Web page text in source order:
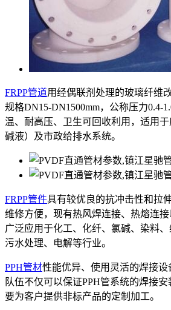
FRPP管道用经偶联剂处理的玻璃纤维
规格DN15-DN1500mm，公称压力0.4-
温、耐高压、卫生可回收利用，适用
碱液）及市政给排水系统。
FRPP管件具有较优良的抗冲击性和拉
维修方便，现有热风焊连接、热熔连
广泛应用于化工、化纤、氯碱、染料、
污水处理、电解等行业。
PPH管材性能优异、使用灵活的焊接
队伍不仅可以保证PPH管系统的焊接
要为客户提供非标产品的定制加工。